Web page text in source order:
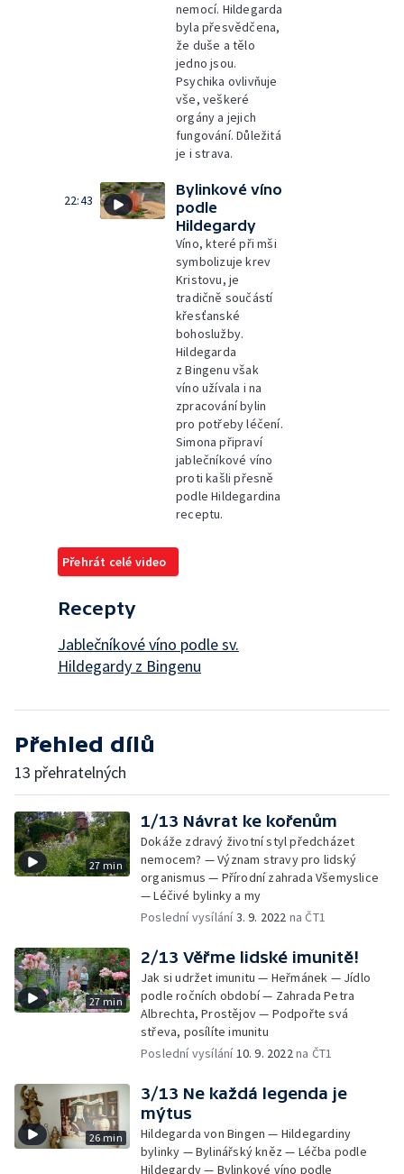
nemocí. Hildegarda
byla přesvědčena,
že duše a tělo
jedno jsou.
Psychika ovlivňuje
vše, veškeré
orgány a jejich
fungování. Důležitá
je i strava.
22:43
Bylinkové víno
podle
Hildegardy
Víno, které při mši
symbolizuje krev
Kristovu, je
tradičně součástí
křesťanské
bohoslužby.
Hildegarda
z Bingenu však
víno užívala i na
zpracování bylin
pro potřeby léčení.
Simona připraví
jablečníkové víno
proti kašli přesně
podle Hildegardina
receptu.
Přehrát celé video
Recepty
Jablečníkové víno podle sv.
Hildegardy z Bingenu
Přehled dílů
13 přehratelných
27 min
1/13 Návrat ke kořenům
Dokáže zdravý životní styl předcházet
nemocem? — Význam stravy pro lidský
organismus — Přírodní zahrada Všemyslice
— Léčivé bylinky a my
Poslední vysílání3. 9. 2022 na ČT1
27 min
2/13 Věřme lidské imunitě!
Jak si udržet imunitu — Heřmánek — Jídlo
podle ročních období — Zahrada Petra
Albrechta, Prostějov — Podpořte svá
střeva, posílíte imunitu
Poslední vysílání10. 9. 2022na ČT1
26 min
3/13 Ne každá legenda je
mýtus
Hildegarda von Bingen — Hildegardiny
bylinky — Bylinářský kněz — Léčba podle
Hildegardy — Bylinkové víno podle